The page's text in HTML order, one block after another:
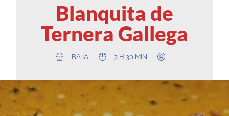
Blanquita de
Ternera Gallega
BAJA 3 H 30 MIN